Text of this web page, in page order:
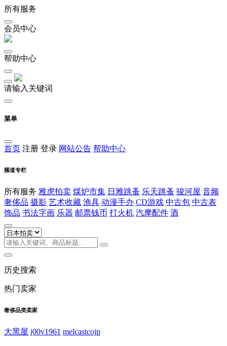
所有服务
会员中心
帮助中心
请输入关键词
菜单
首页 注册 登录 网站公告 帮助中心
频道专栏
所有服务 雅虎拍卖 煤炉市集 日雅跳蚤 乐天跳蚤 骏河屋 音频
奢侈品 摄影 艺术收藏 渔具 动漫手办 CD游戏 中古包 中古表
饰品 书法字画 乐器 邮票钱币 打火机 汽摩配件 酒
历史搜索
热门卖家
奢侈品类卖家
大黑屋 j00v1961 melcastcojp